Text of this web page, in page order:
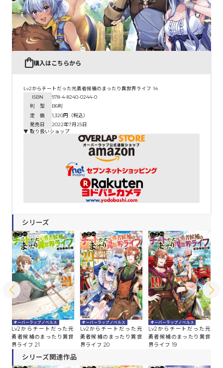
購入はこちらから
Lv2からチートだった元勇者候補のまったり異世界ライフ 14
ISBN
978-4-8240-0244-0
判 型
B6判
定 価
1,320円（税込）
発売日
2022年7月25日
▼ 取り扱いショップ
シリーズ
オーバーラップノベルス
Lv2からチートだった元
勇者候補のまったり異世
界ライフ 21
オーバーラップノベルス
Lv2からチートだった元
勇者候補のまったり異世
界ライフ 20
オーバーラップノベルス
Lv2からチートだった元
勇者候補のまったり異世
界ライフ 19
シリーズ関連作品